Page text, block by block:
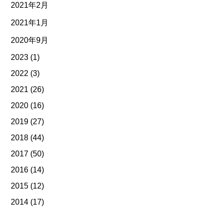
2021年2月
2021年1月
2020年9月
2023 (1)
2022 (3)
2021 (26)
2020 (16)
2019 (27)
2018 (44)
2017 (50)
2016 (14)
2015 (12)
2014 (17)